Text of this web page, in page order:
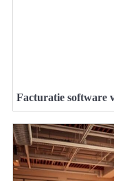
Facturatie software